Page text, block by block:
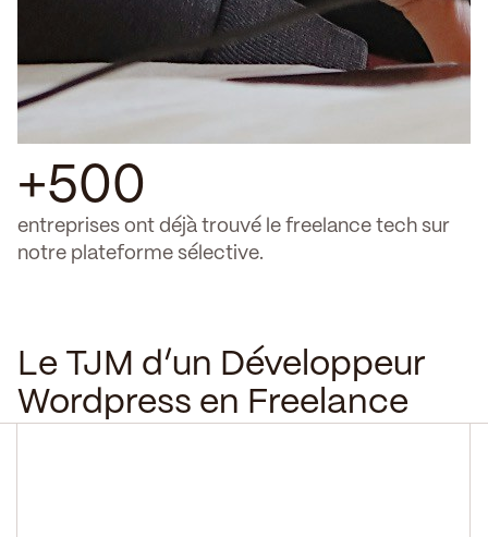
+500
entreprises ont déjà trouvé le freelance tech sur
notre plateforme sélective.
Le TJM d’un Développeur
Wordpress en Freelance